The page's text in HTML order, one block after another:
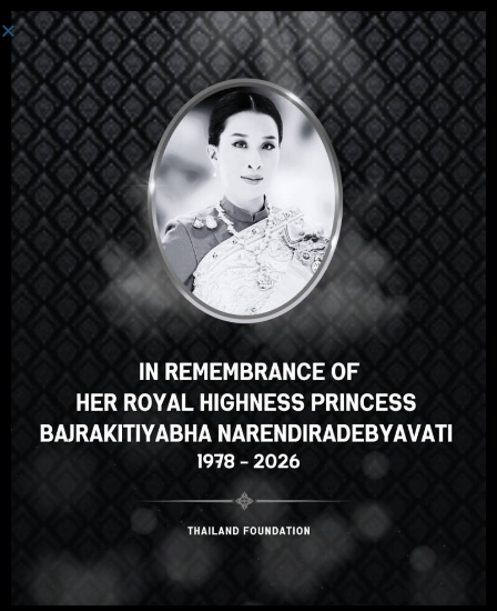
ログイン
Hey there, great course, right?
Do you like this course?
ENROLL COURSE
Select your language
English ภาษาไทย
Korean German
Chinese
ខ្មែរ